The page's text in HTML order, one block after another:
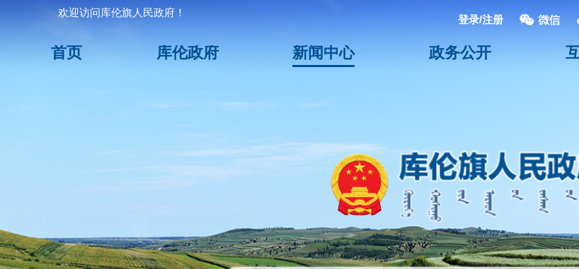
欢迎访问库伦旗人民政府！
登录/注册
首页 库伦政府 新闻中心 政务公开